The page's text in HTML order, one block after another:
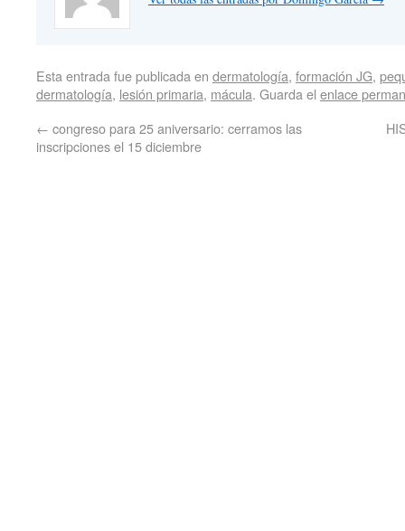
Esta entrada fue publicada en dermatología, formación JG,
dermatología, lesión primaria, mácula. Guarda el enlace
← congreso para 25 aniversario: cerramos las
inscripciones el 15 diciembre